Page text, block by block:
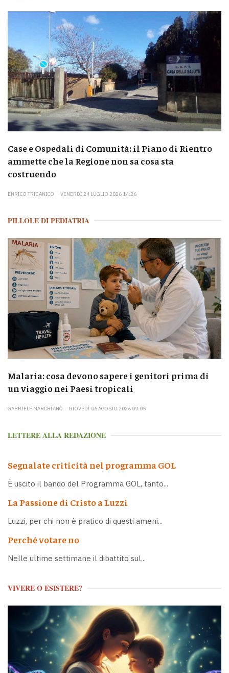
Case e Ospedali di Comunità: il Piano di Rientro
ammette che la Regione non sa cosa sta
costruendo
ENRICO TRICANICO VENERDÌ 24 LUGLIO 2026 14:26
PILLOLE DI PEDIATRIA
Malaria: cosa devono sapere i genitori prima di
un viaggio nei Paesi tropicali
GABRIELE MARCHIANÒ GIOVEDÌ 06 AGOSTO 2026 09:05
LETTERE ALLA REDAZIONE
Segnalate criticità nel programma GOL
È uscito il bando del Programma GOL, tanto...
La Passione di Cristo a Luzzi
Luzzi, per chi non è pratico di questi ameni...
Perché votare no
Nelle ultime settimane il dibattito sul...
VIVERE O ESISTERE?